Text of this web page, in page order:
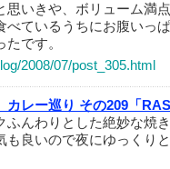
思いきや、ボリューム満
べているうちにお腹いっ
です。
2008/07/post_305.html
カレー巡り その209「
ふんわりとした絶妙な焼
も良いので夜にゆっくり